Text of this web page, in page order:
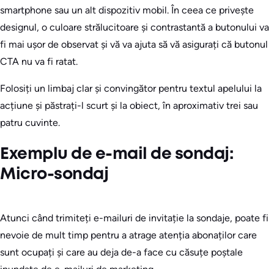
smartphone sau un alt dispozitiv mobil. În ceea ce privește
designul, o culoare strălucitoare și contrastantă a butonului va
fi mai ușor de observat și vă va ajuta să vă asigurați că butonul
CTA nu va fi ratat.
Folosiți un limbaj clar și convingător pentru textul apelului la
acțiune și păstrați-l scurt și la obiect, în aproximativ trei sau
patru cuvinte.
Exemplu de e-mail de sondaj:
Micro-sondaj
Atunci când trimiteți e-mailuri de invitație la sondaje, poate fi
nevoie de mult timp pentru a atrage atenția abonaților care
sunt ocupați și care au deja de-a face cu căsuțe poștale